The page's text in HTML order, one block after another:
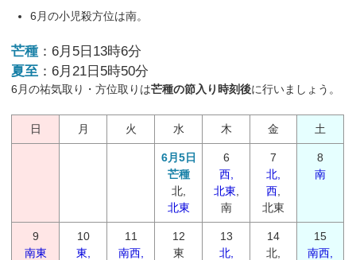
6月の小児殺方位は南。
芒種 ：6月5日13時6分
夏至 ：6月21日5時50分
6月の祐気取り・方位取りは芒種の節入り時刻後に行いましょう。
日 月 火 水 木 金 土
6月5日
芒種
北,
北東
6
西,
北東
南
7
北,
西
北東
8
南
9
南東
10
東,
11
南西,
12
東
13
北,
14
北,
15
南西,